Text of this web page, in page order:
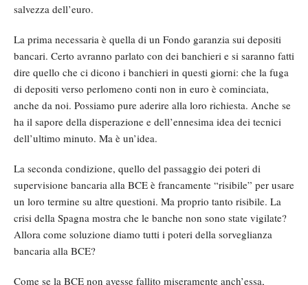
salvezza dell’euro.
La prima necessaria è quella di un Fondo garanzia sui depositi
bancari. Certo avranno parlato con dei banchieri e si saranno fatti
dire quello che ci dicono i banchieri in questi giorni: che la fuga
di depositi verso perlomeno conti non in euro è cominciata,
anche da noi. Possiamo pure aderire alla loro richiesta. Anche se
ha il sapore della disperazione e dell’ennesima idea dei tecnici
dell’ultimo minuto. Ma è un’idea.
La seconda condizione, quello del passaggio dei poteri di
supervisione bancaria alla BCE è francamente “risibile” per usare
un loro termine su altre questioni. Ma proprio tanto risibile. La
crisi della Spagna mostra che le banche non sono state vigilate?
Allora come soluzione diamo tutti i poteri della sorveglianza
bancaria alla BCE?
Come se la BCE non avesse fallito miseramente anch’essa,